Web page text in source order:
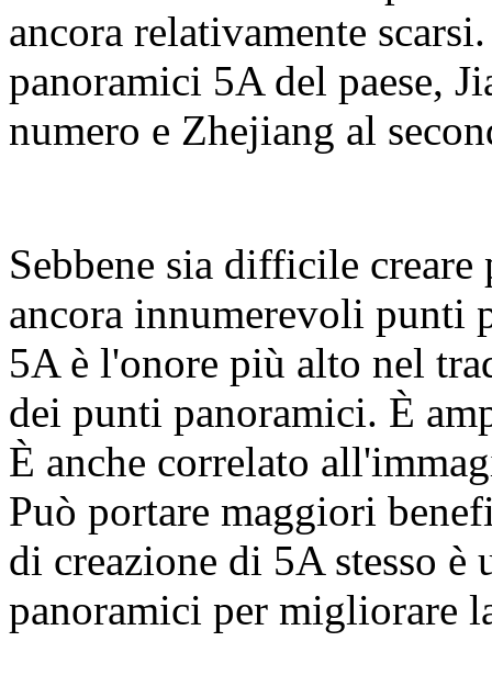
ancora relativamente
panoramici 5A del paese,
numero e Zhejiang al
Sebbene sia difficile
ancora innumerevoli punti
5A è l'onore più alto nel
dei punti panoramici. È
È anche correlato
Può portare maggiori
di creazione di 5A stesso
panoramici per migliorare